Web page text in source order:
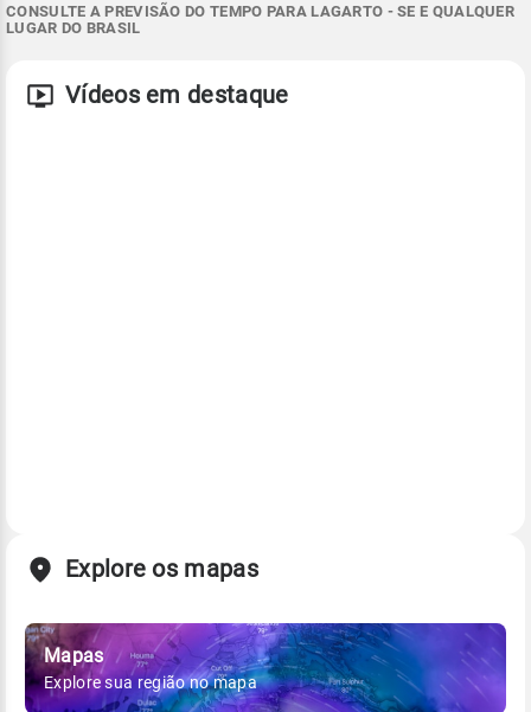
CONSULTE A PREVISÃO DO TEMPO PARA LAGARTO - SE E QUALQUER
LUGAR DO BRASIL
Vídeos em destaque
Explore os mapas
Mapas
Explore sua região no mapa